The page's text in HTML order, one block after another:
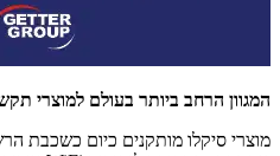
המגוון הרחב ביותר בעולם למוצרי
מוצרי סיקלו מותקנים כיום כשכבת